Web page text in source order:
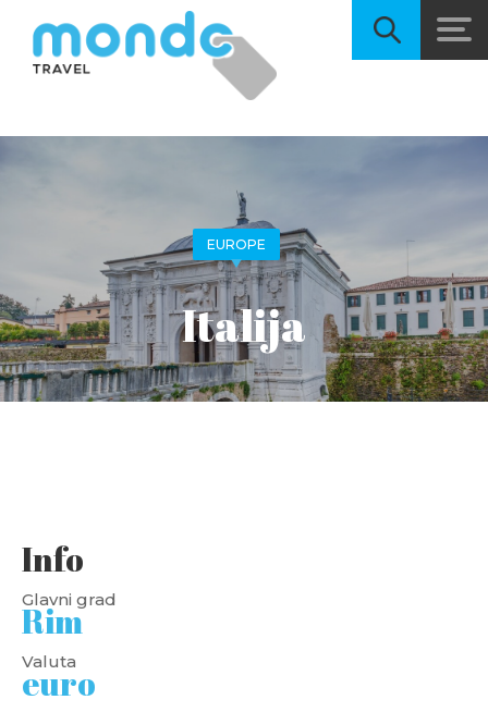
EUROPE
Italija
Info
Glavni grad
Rim
Valuta
euro